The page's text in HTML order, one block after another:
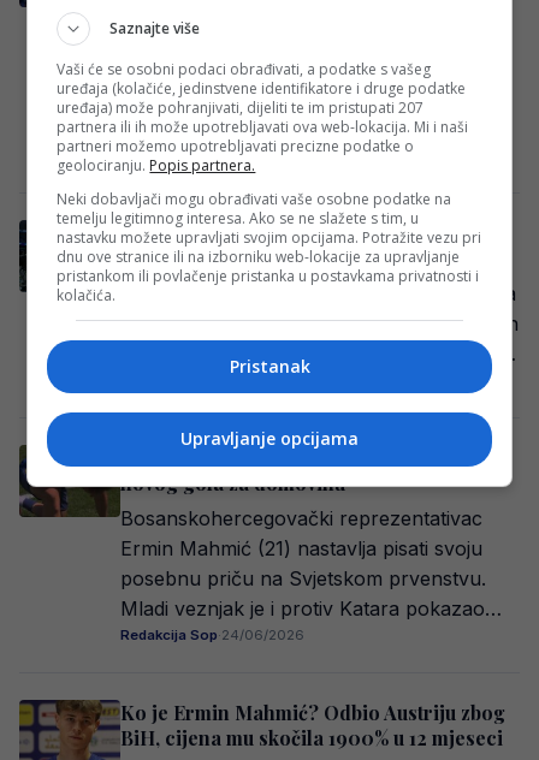
Hercegovine završila je nastup na
Svjetskom prvenstvu porazom od
Sjedinjenih Američkih Država rezultatom
2:0 u šesnaestini…
E. H.·03/07/2026
POTPUNO ZASLUŽENO: Mahmić uskoro
potpisuje za novi klub?!
Tržišna vrijednost za Ermina Mahmića sada
iznosi oko pet miliona eura, a interes velikih
evropskih klubova ne prestaje rasti. Kako…
Naš junak: Mahmić plakao nakon pobjede i
novog gola za domovinu
Bosanskohercegovački reprezentativac
Ermin Mahmić (21) nastavlja pisati svoju
posebnu priču na Svjetskom prvenstvu.
Mladi veznjak je i protiv Katara pokazao…
Redakcija Sop·24/06/2026
Ko je Ermin Mahmić? Odbio Austriju zbog
BiH, cijena mu skočila 1900% u 12 mjeseci
Saznajte više
Vaši će se osobni podaci obrađivati, a podatke s vašeg
uređaja (kolačiće, jedinstvene identifikatore i druge podatke
uređaja) može pohranjivati, dijeliti te im pristupati 207
partnera ili ih može upotrebljavati ova web-lokacija. Mi i naši
partneri možemo upotrebljavati precizne podatke o
geolociranju. Popis partnera.
Neki dobavljači mogu obrađivati vaše osobne podatke na
temelju legitimnog interesa. Ako se ne slažete s tim, u
nastavku možete upravljati svojim opcijama. Potražite vezu pri
dnu ove stranice ili na izborniku web-lokacije za upravljanje
pristankom ili povlačenje pristanka u postavkama privatnosti i
kolačića.
Pristanak
Upravljanje opcijama